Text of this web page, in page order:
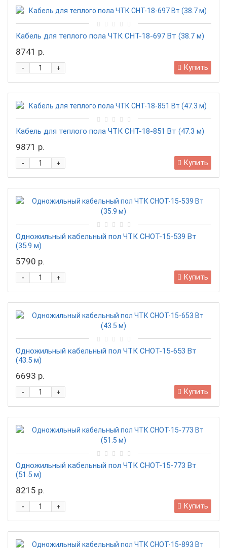
Кабель для теплого пола ЧТК СНТ-18-697 Вт (38.7 м)
8741 р.
+
- Купить
Кабель для теплого пола ЧТК СНТ-18-851 Вт (47.3 м)
9871 р.
+
- Купить
Одножильный кабельный пол ЧТК СНОТ-15-539 Вт
(35.9 м)
5790 р.
+
- Купить
Одножильный кабельный пол ЧТК СНОТ-15-653 Вт
(43.5 м)
6693 р.
+
- Купить
Одножильный кабельный пол ЧТК СНОТ-15-773 Вт
(51.5 м)
8215 р.
+
- Купить